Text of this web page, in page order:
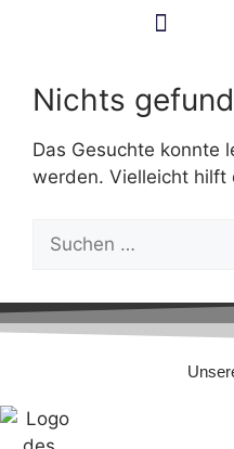
Nichts
Das Gesuchte konnte
werden. Vielleicht hilft
nach: